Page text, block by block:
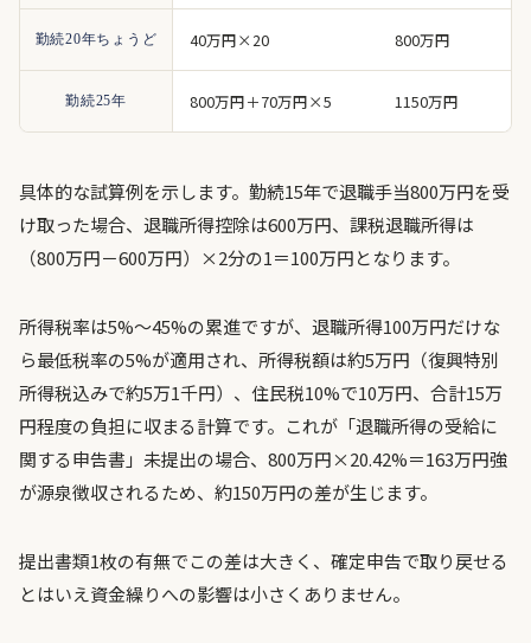
勤続20年ちょうど 40万円×20 800万円
勤続25年 800万円＋70万円×5 1150万円
具体的な試算例を示します。勤続15年で退職手当800万円を受
け取った場合、退職所得控除は600万円、課税退職所得は
（800万円－600万円）×2分の1＝100万円となります。
所得税率は5%〜45%の累進ですが、退職所得100万円だけな
ら最低税率の5%が適用され、所得税額は約5万円（復興特別
所得税込みで約5万1千円）、住民税10%で10万円、合計15万
円程度の負担に収まる計算です。これが「退職所得の受給に
関する申告書」未提出の場合、800万円×20.42%＝163万円強
が源泉徴収されるため、約150万円の差が生じます。
提出書類1枚の有無でこの差は大きく、確定申告で取り戻せる
とはいえ資金繰りへの影響は小さくありません。